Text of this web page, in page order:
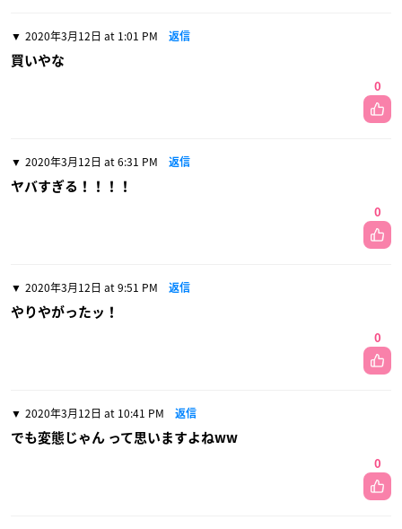
2020年3月12日 at 1:01 PM 返信
買いやな
0
2020年3月12日 at 6:31 PM 返信
ヤバすぎる！！！！
0
2020年3月12日 at 9:51 PM 返信
やりやがったッ！
0
2020年3月12日 at 10:41 PM 返信
でも変態じゃん って思いますよねww
0